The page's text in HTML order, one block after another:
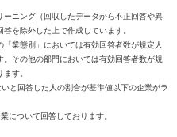
ニング（回収したデータから不正回答や異
を除外した上で作成しています。
業態別」においては有効回答者数が規定人
その他の部門においては有効回答者数が規
す。
と回答した人の割合が基準値以下の企業がラ
について回答しております。